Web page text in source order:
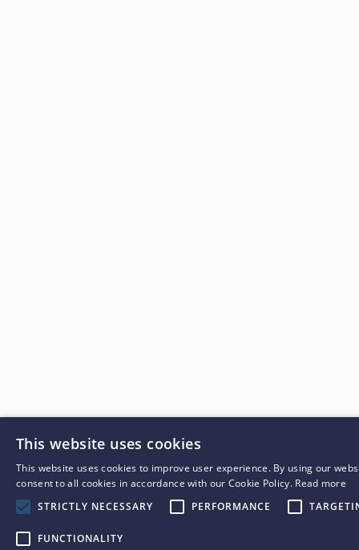
This website uses cookies
This website uses cookies to improve user experience. By using our
consent to all cookies in accordance with our Cookie Policy. Read more
STRICTLY NECESSARY
PERFORMANCE
FUNCTIONALITY